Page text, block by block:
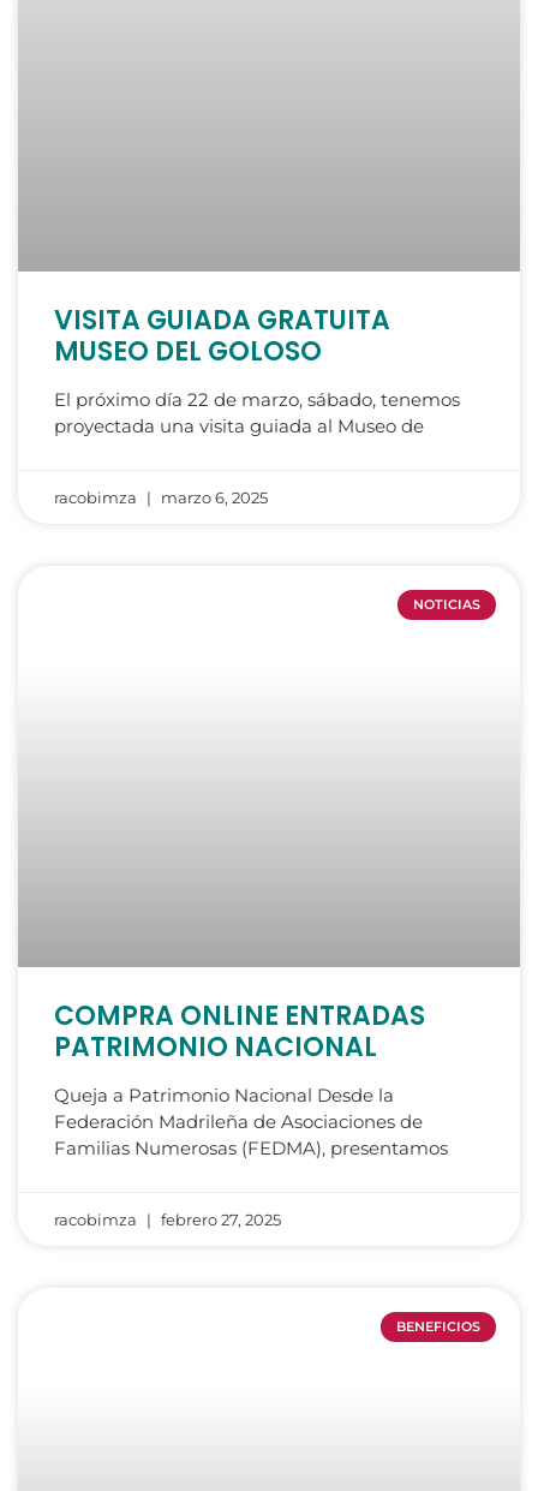
VISITA GUIADA GRATUITA
MUSEO DEL GOLOSO
El próximo día 22 de marzo, sábado, tenemos
proyectada una visita guiada al Museo de
racobimza marzo 6, 2025
NOTICIAS
COMPRA ONLINE ENTRADAS
PATRIMONIO NACIONAL
Queja a Patrimonio Nacional Desde la
Federación Madrileña de Asociaciones de
Familias Numerosas (FEDMA), presentamos
racobimza febrero 27, 2025
BENEFICIOS